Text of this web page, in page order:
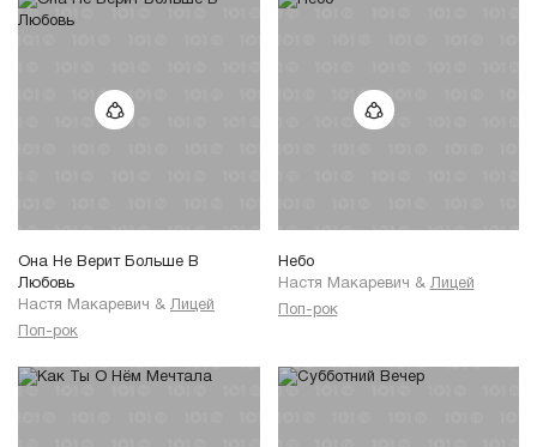
Она Не Верит Больше В
Любовь
Настя Макаревич & Лицей
Поп-рок
Небо
Настя Макаревич & Лицей
Поп-рок